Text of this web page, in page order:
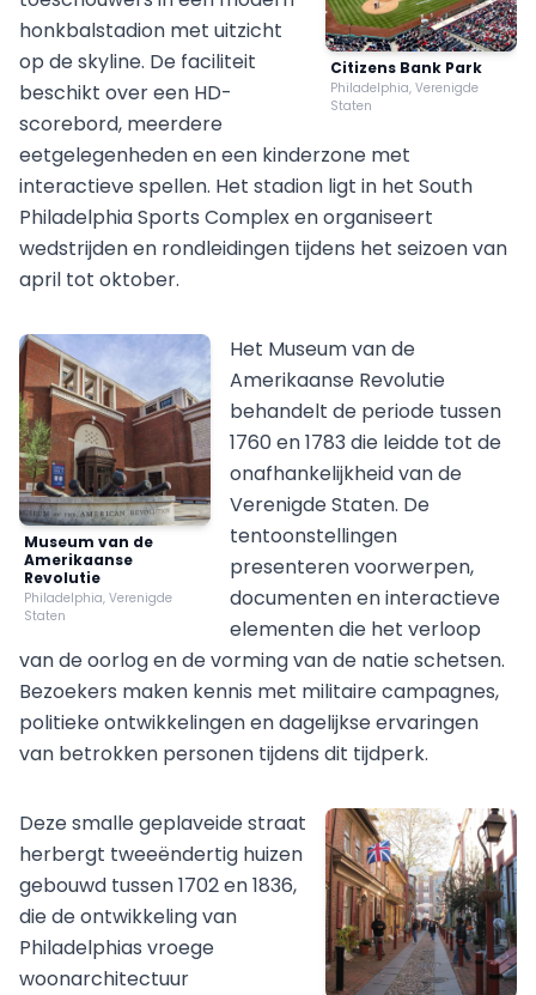
Citizens Bank Park
Philadelphia, Verenigde
Staten
honkbalstadion met uitzicht
op de skyline. De faciliteit
beschikt over een HD-
scorebord, meerdere
eetgelegenheden en een kinderzone met
interactieve spellen. Het stadion ligt in het South
Philadelphia Sports Complex en organiseert
wedstrijden en rondleidingen tijdens het seizoen van
april tot oktober.
Museum van de
Amerikaanse
Revolutie
Philadelphia, Verenigde
Staten
Het Museum van de
Amerikaanse Revolutie
behandelt de periode tussen
1760 en 1783 die leidde tot de
onafhankelijkheid van de
Verenigde Staten. De
tentoonstellingen
presenteren voorwerpen,
documenten en interactieve
elementen die het verloop
van de oorlog en de vorming van de natie schetsen.
Bezoekers maken kennis met militaire campagnes,
politieke ontwikkelingen en dagelijkse ervaringen
van betrokken personen tijdens dit tijdperk.
Deze smalle geplaveide straat
herbergt tweeëndertig huizen
gebouwd tussen 1702 en 1836,
die de ontwikkeling van
Philadelphias vroege
woonarchitectuur